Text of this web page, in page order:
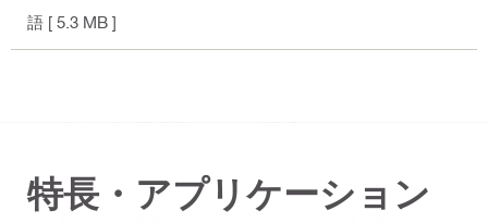
語 [ 5.3 MB ]
特長・アプリケーション